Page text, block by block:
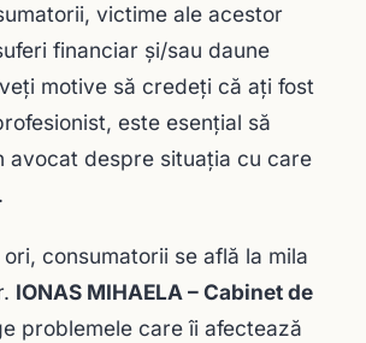
victime ale acestor
financiar și/sau daune
motive să credeţi că ați fost
este esențial să
avocat despre situația cu care
consumatorii se află la mila
IONAS MIHAELA – Cabinet de
problemele care îi afectează